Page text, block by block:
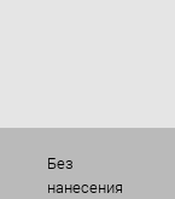
Без
нанесения